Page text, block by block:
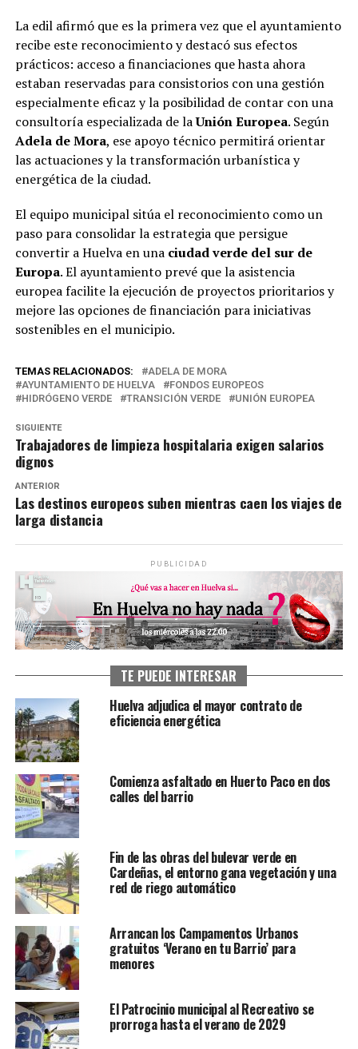
La edil afirmó que es la primera vez que el ayuntamiento
recibe este reconocimiento y destacó sus efectos
prácticos: acceso a financiaciones que hasta ahora
estaban reservadas para consistorios con una gestión
especialmente eficaz y la posibilidad de contar con una
consultoría especializada de laUnión Europea. Según
Adela de Mora, ese apoyo técnico permitirá orientar
las actuaciones y la transformación urbanística y
energética de la ciudad.
El equipo municipal sitúa el reconocimiento como un
paso para consolidar la estrategia que persigue
convertir a Huelva en una ciudad verde del sur de
Europa. El ayuntamiento prevé que la asistencia
europea facilite la ejecución de proyectos prioritarios y
mejore las opciones de financiación para iniciativas
sostenibles en el municipio.
TEMAS RELACIONADOS:
ADELA DE MORA
AYUNTAMIENTO DE HUELVA
FONDOS EUROPEOS
HIDRÓGENO VERDE
TRANSICIÓN VERDE UNIÓN EUROPEA
SIGUIENTE
Trabajadores de limpieza hospitalaria exigen salarios
dignos
ANTERIOR
Las destinos europeos suben mientras caen los viajes de
larga distancia
PUBLICIDAD
TE PUEDE INTERESAR
Huelva adjudica el mayor contrato de
eficiencia energética
Comienza asfaltado en Huerto Paco en dos
calles del barrio
Fin de las obras del bulevar verde en
Cardeñas, el entorno gana vegetación y una
red de riego automático
Arrancan los Campamentos Urbanos
gratuitos ‘Verano en tu Barrio’ para
menores
El Patrocinio municipal al Recreativo se
prorroga hasta el verano de 2029